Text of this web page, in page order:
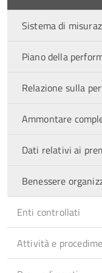
Sistema di
Piano della
Relazione sulla
Ammontare
Dati relativi ai
Benessere
Enti controllati
Attività e